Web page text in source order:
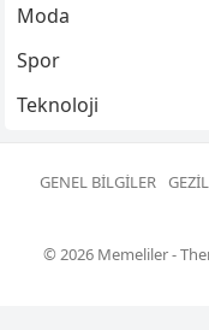
Moda
Spor
Teknoloji
GENEL BILGILER
© 2026 Memeliler-